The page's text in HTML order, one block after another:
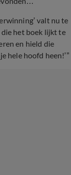
valt nu te
het boek lijkt te
en hield die
hele hoofd heen!’”